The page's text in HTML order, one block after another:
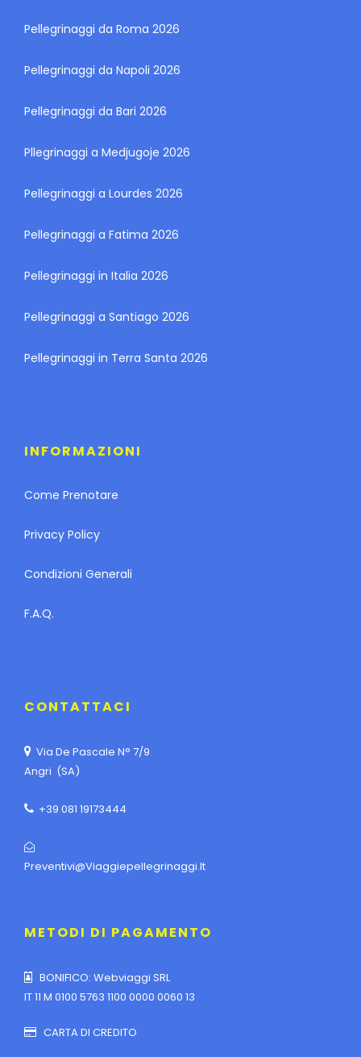
Pellegrinaggi da Roma 2026
Pellegrinaggi da Napoli 2026
Pellegrinaggi da Bari 2026
Pllegrinaggi a Medjugoje 2026
Pellegrinaggi a Lourdes 2026
Pellegrinaggi a Fatima 2026
Pellegrinaggi in Italia 2026
Pellegrinaggi a Santiago 2026
Pellegrinaggi in Terra Santa 2026
INFORMAZIONI
Come Prenotare
Privacy Policy
Condizioni Generali
F.A.Q.
CONTATTACI
Via De Pascale N° 7/9
Angri (SA)
+39 081 19173444
Preventivi@viaggiepellegrinaggi.it
METODI DI PAGAMENTO
BONIFICO: Webviaggi SRL
IT 11 M 0100 5763 1100 0000 0060 13
CARTA DI CREDITO